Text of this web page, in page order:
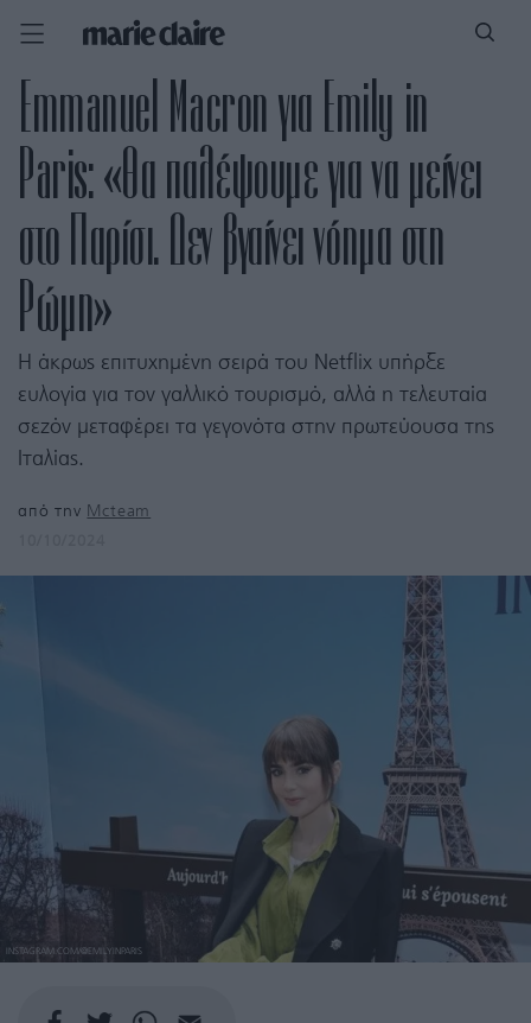
Emmanuel Macron για Emily in
Paris: «Θα παλέψουμε για να μείνει
στο Παρίσι. Δεν βγαίνει νόημα στη
Ρώμη»
Η άκρως επιτυχημένη σειρά του Netflix υπήρξε
ευλογία για τον γαλλικό τουρισμό, αλλά η τελευταία
σεζόν μεταφέρει τα γεγονότα στην πρωτεύουσα της
Ιταλίας.
από την Mcteam
INSTAGRAM.COM/@EMILYINPARIS